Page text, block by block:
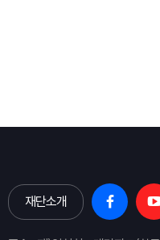
재단소개